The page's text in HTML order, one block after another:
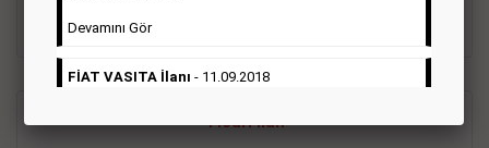
Detaylı Bilgi & İlan Örnekleri
Ticari İlan
Devamını Gör
FİAT VASITA İlanı - 11.09.2018
2.800.000e kurumsal mağaza.